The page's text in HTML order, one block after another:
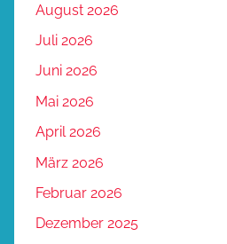
August 2026
Juli 2026
Juni 2026
Mai 2026
April 2026
März 2026
Februar 2026
Dezember 2025